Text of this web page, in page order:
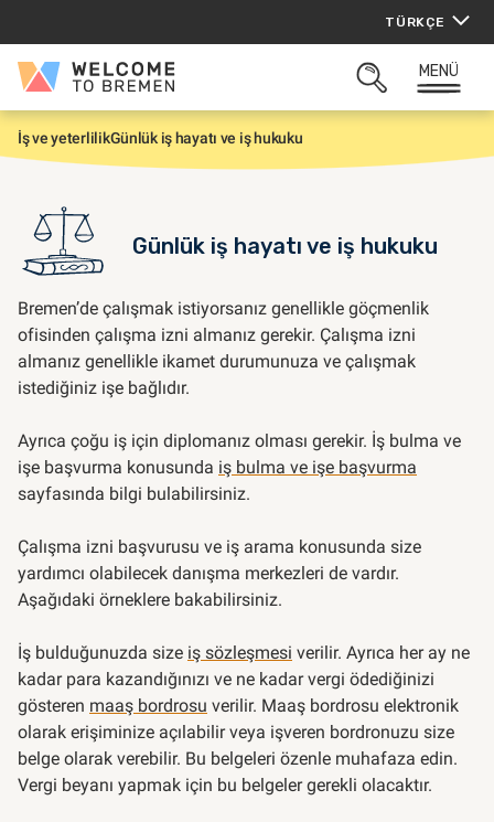
TÜRKÇE
Welcome
Bremen
ARAMAYI
MENÜ
G
i
İş ve yeterlilikGünlük iş hayatı ve iş hukuku
Günlük iş hayatı ve iş hukuku
Bremen’de çalışmak istiyorsanız genellikle göçmenlik
ofisinden çalışma izni almanız gerekir. Çalışma izni
almanız genellikle ikamet durumunuza ve çalışmak
istediğiniz işe bağlıdır.
Ayrıca çoğu iş için diplomanız olması gerekir. İş bulma ve
işe başvurma konusunda iş bulma ve işe başvurma
sayfasında bilgi bulabilirsiniz.
Çalışma izni başvurusu ve iş arama konusunda size
yardımcı olabilecek danışma merkezleri de vardır.
Aşağıdaki örneklere bakabilirsiniz.
İş bulduğunuzda size iş sözleşmesi verilir. Ayrıca her ay ne
kadar para kazandığınızı ve ne kadar vergi ödediğinizi
gösteren maaş bordrosu verilir. Maaş bordrosu elektronik
olarak erişiminize açılabilir veya işveren bordronuzu size
belge olarak verebilir. Bu belgeleri özenle muhafaza edin.
Vergi beyanı yapmak için bu belgeler gerekli olacaktır.